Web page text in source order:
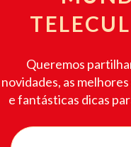
Queremos
novidades, as
e fantásticas dicas